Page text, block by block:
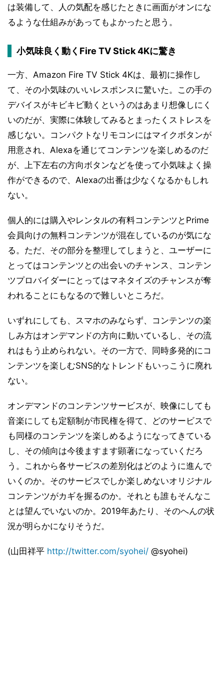
は装備して、人の気配を感じたときに画面がオンにな
るような仕組みがあってもよかったと思う。
小気味良く動くFire TV Stick 4Kに驚き
一方、Amazon Fire TV Stick 4Kは、最初に操作し
て、その小気味のいいレスポンスに驚いた。この手の
デバイスがキビキビ動くというのはあまり想像しにく
いのだが、実際に体験してみるとまったくストレスを
感じない。コンパクトなリモコンにはマイクボタンが
用意され、Alexaを通じてコンテンツを楽しめるのだ
が、上下左右の方向ボタンなどを使って小気味よく操
作ができるので、Alexaの出番は少なくなるかもしれ
ない。
個人的には購入やレンタルの有料コンテンツとPrime
会員向けの無料コンテンツが混在しているのが気にな
る。ただ、その部分を整理してしまうと、ユーザーに
とってはコンテンツとの出会いのチャンス、コンテン
ツプロバイダーにとってはマネタイズのチャンスが奪
われることにもなるので難しいところだ。
いずれにしても、スマホのみならず、コンテンツの楽
しみ方はオンデマンドの方向に動いているし、その流
れはもう止められない。その一方で、同時多発的にコ
ンテンツを楽しむSNS的なトレンドもいっこうに廃れ
ない。
オンデマンドのコンテンツサービスが、映像にしても
音楽にしても定額制が市民権を得て、どのサービスで
も同様のコンテンツを楽しめるようになってきている
し、その傾向は今後ますます顕著になっていくだろ
う。これから各サービスの差別化はどのように進んで
いくのか。そのサービスでしか楽しめないオリジナル
コンテンツがカギを握るのか。それとも誰もそんなこ
とは望んでいないのか。2019年あたり、そのへんの状
況が明らかになりそうだ。
(山田祥平 http://twitter.com/syohei/ @syohei)